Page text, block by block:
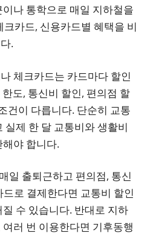
나 통학으로 매일 지하철을
크카드, 신용카드별 혜택을 비
.
체크카드는 카드마다 할인
도, 통신비 할인, 편의점 할
건이 다릅니다. 단순히 교통
실제 한 달 교통비와 생활비
야 합니다.
일 출퇴근하고 편의점, 통신
드로 결제한다면 교통비 할인
수 있습니다. 반대로 지하
러 번 이용한다면 기후동행